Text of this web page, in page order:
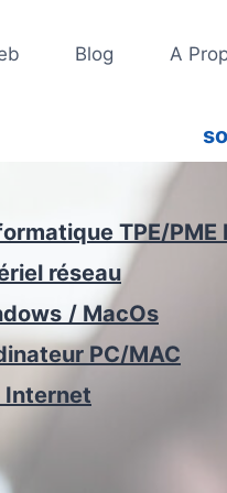
Blog A
TPE/PME
réseau
/ MacOs
PC/MAC
Internet